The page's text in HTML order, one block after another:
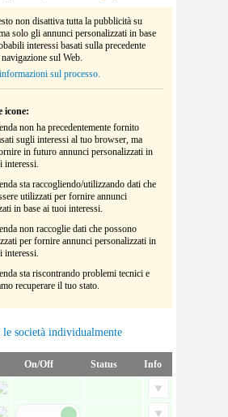
non disattiva tutta la pubblicità su
solo gli annunci personalizzati in base
interessi basati sulla precedente
sul Web.
sul processo.
icone:
non ha precedentemente fornito
sugli interessi al tuo browser, ma
in futuro annunci personalizzati in
interessi.
sta raccogliendo/utilizzando dati che
utilizzati per fornire annunci
in base ai tuoi interessi.
non raccoglie dati che possono
per fornire annunci personalizzati in
interessi.
sta riscontrando problemi tecnici e
recuperare il tuo stato.